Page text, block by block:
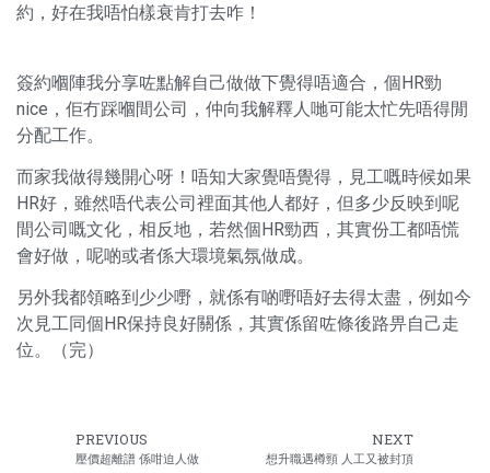
約，好在我唔怕樣衰肯打去咋！
簽約嗰陣我分享咗點解自己做做下覺得唔適合，個HR勁
nice，佢冇踩嗰間公司，仲向我解釋人哋可能太忙先唔得閒
分配工作。
而家我做得幾開心呀！唔知大家覺唔覺得，見工嘅時候如果
HR好，雖然唔代表公司裡面其他人都好，但多少反映到呢
間公司嘅文化，相反地，若然個HR勁西，其實份工都唔慌
會好做，呢啲或者係大環境氣氛做成。
另外我都領略到少少嘢，就係有啲嘢唔好去得太盡，例如今
次見工同個HR保持良好關係，其實係留咗條後路畀自己走
位。（完）
PREVIOUS
壓價超離譜 係咁迫人做
NEXT
想升職遇樽頸 人工又被封頂